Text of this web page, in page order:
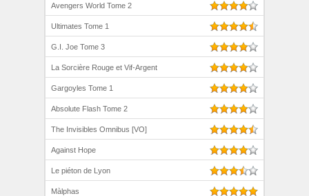
Avengers World Tome 2
Ultimates Tome 1
G.I. Joe Tome 3
La Sorcière Rouge et Vif-Argent
Gargoyles Tome 1
Absolute Flash Tome 2
The Invisibles Omnibus [VO]
Against Hope
Le piéton de Lyon
Màlphas